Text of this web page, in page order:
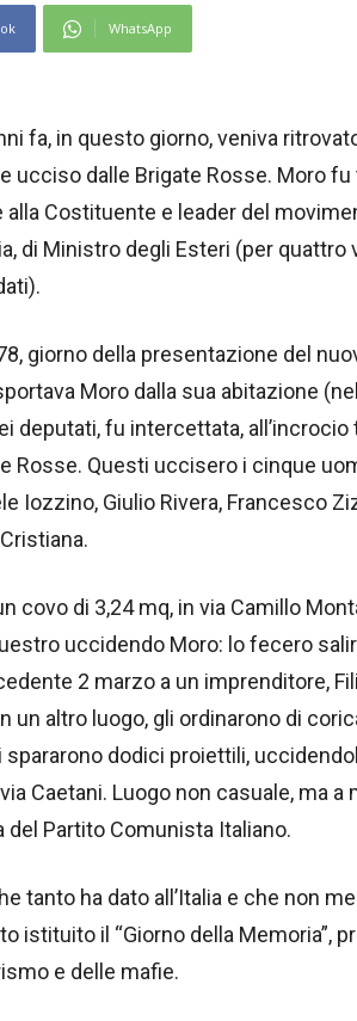
WhatsApp
fa, in questo giorno, veniva
ucciso dalle Brigate Rosse. Moro
Costituente e leader del
di Ministro degli Esteri (per quattro
giorno della presentazione del
Moro dalla sua abitazione
deputati, fu intercettata, all’incrocio
Rosse. Questi uccisero i cinque
Iozzino, Giulio Rivera, Francesco
covo di 3,24 mq, in via Camillo
uccidendo Moro: lo fecero
2 marzo a un imprenditore,
un altro luogo, gli ordinarono di
dodici proiettili,
Caetani. Luogo non casuale, ma a
del Partito Comunista Italiano.
tanto ha dato all’Italia e che non
istituito il “Giorno della Memoria”,
e delle mafie.